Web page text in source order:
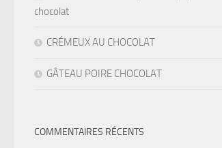
chocolat
CRÉMEUX AU CHOCOLAT
GÂTEAU POIRE CHOCOLAT
COMMENTAIRES RÉCENTS